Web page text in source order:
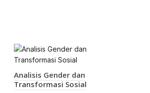
Analisis Gender dan
Transformasi Sosial